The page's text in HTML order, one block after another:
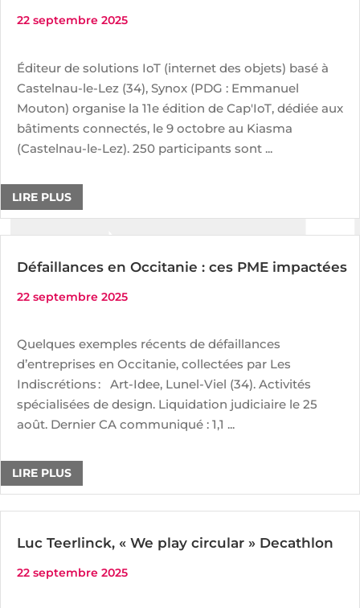
22 septembre 2025
Éditeur de solutions IoT (internet des objets) basé à
Castelnau-le-Lez (34), Synox (PDG : Emmanuel
Mouton) organise la 11e édition de Cap'IoT, dédiée aux
bâtiments connectés, le 9 octobre au Kiasma
(Castelnau-le-Lez). 250 participants sont ...
LIRE PLUS
Défaillances en Occitanie : ces PME impactées
22 septembre 2025
Quelques exemples récents de défaillances
d’entreprises en Occitanie, collectées par Les
Indiscrétions : Art-Idee, Lunel-Viel (34). Activités
spécialisées de design. Liquidation judiciaire le 25
août. Dernier CA communiqué : 1,1 ...
LIRE PLUS
Luc Teerlinck, « We play circular » Decathlon
22 septembre 2025